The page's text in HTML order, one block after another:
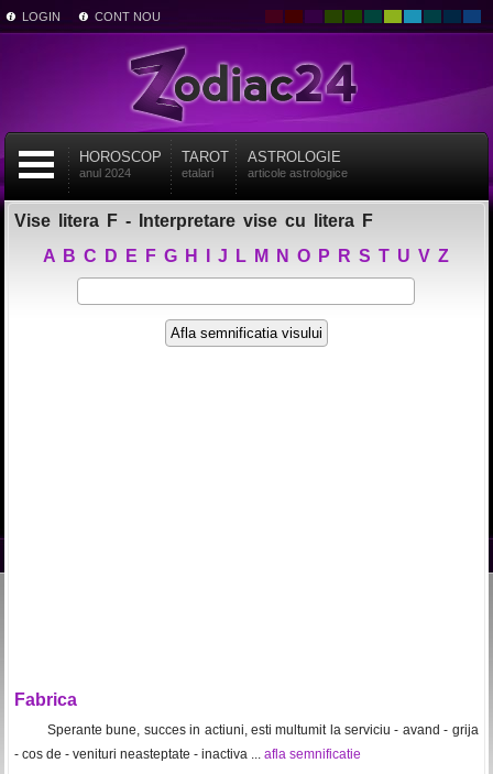
LOGIN CONT NOU
HOROSCOP
anul 2024
TAROT
etalari
ASTROLOGIE
articole astrologice
Vise litera F - Interpretare vise cu litera F
A B C D E F G H J L M N O P R S T U V Z
Fabrica
Sperante bune, succes in actiuni, esti multumit la serviciu - avand - grija
- cos de - venituri neasteptate - inactiva ... afla semnificatie